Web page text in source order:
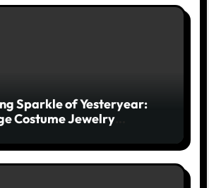
Sparkle of Yesteryear:
Costume Jewelry